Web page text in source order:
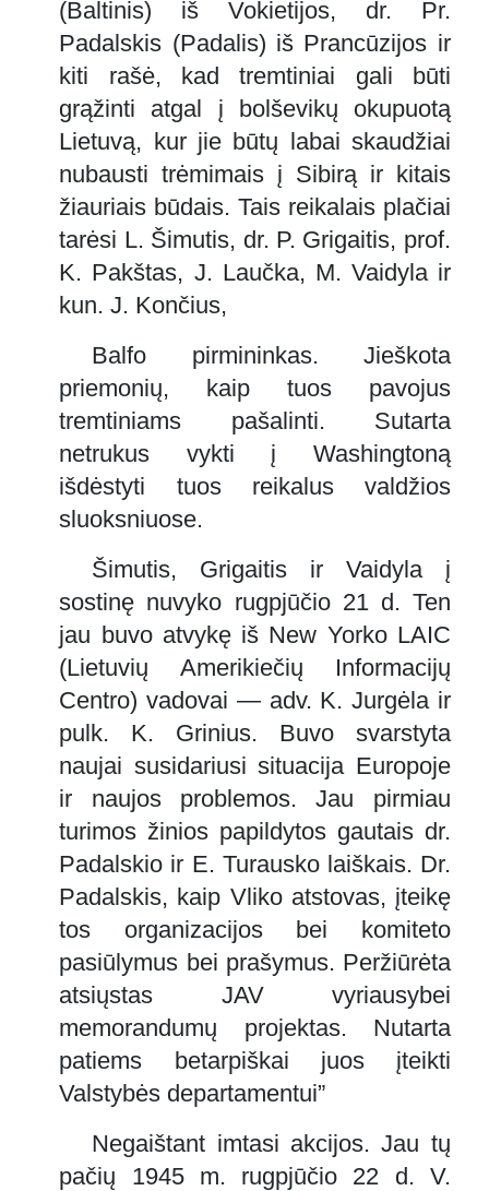
(Baltinis) iš Vokietijos, dr. Pr.
Padalskis (Padalis) iš Prancūzijos ir
kiti rašė, kad tremtiniai gali būti
grąžinti atgal į bolševikų okupuotą
Lietuvą, kur jie būtų labai skaudžiai
nubausti trėmimais į Sibirą ir kitais
žiauriais būdais. Tais reikalais plačiai
tarėsi L. Šimutis, dr. P. Grigaitis, prof.
K. Pakštas, J. Laučka, M. Vaidyla ir
kun. J. Končius,
Balfo pirmininkas. Jieškota
priemonių, kaip tuos pavojus
tremtiniams pašalinti. Sutarta
netrukus vykti į Washingtoną
išdėstyti tuos reikalus valdžios
sluoksniuose.
Šimutis, Grigaitis ir Vaidyla į
sostinę nuvyko rugpjūčio 21 d. Ten
jau buvo atvykę iš New Yorko LAIC
(Lietuvių Amerikiečių Informacijų
Centro) vadovai — adv. K. Jurgėla ir
pulk. K. Grinius. Buvo svarstyta
naujai susidariusi situacija Europoje
ir naujos problemos. Jau pirmiau
turimos žinios papildytos gautais dr.
Padalskio ir E. Turausko laiškais. Dr.
Padalskis, kaip Vliko atstovas, įteikę
tos organizacijos bei komiteto
pasiūlymus bei prašymus. Peržiūrėta
atsiųstas JAV vyriausybei
memorandumų projektas. Nutarta
patiems betarpiškai juos įteikti
Valstybės departamentui”
Negaištant imtasi akcijos. Jau tų
pačių 1945 m. rugpjūčio 22 d. V.